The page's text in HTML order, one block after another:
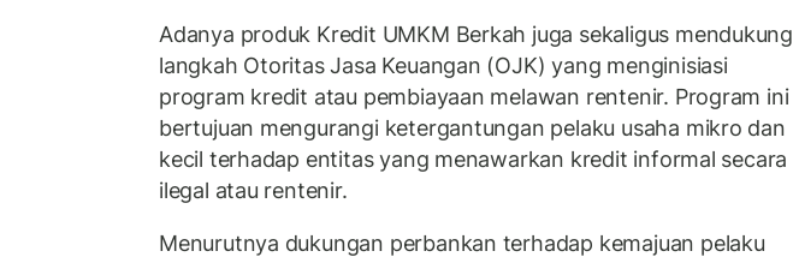
Adanya produk Kredit UMKM Berkah juga sekaligus mendukung
langkah Otoritas Jasa Keuangan (OJK) yang menginisiasi
program kredit atau pembiayaan melawan rentenir. Program ini
bertujuan mengurangi ketergantungan pelaku usaha mikro dan
kecil terhadap entitas yang menawarkan kredit informal secara
ilegal atau rentenir.
Menurutnya dukungan perbankan terhadap kemajuan pelaku